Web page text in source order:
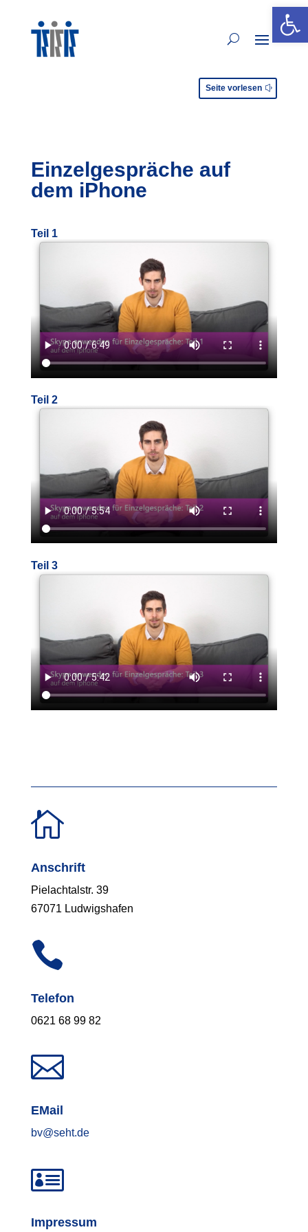
Seite vorlesen
Einzelgespräche auf
dem iPhone
Teil 1
Teil 2
Teil 3

Anschrift
Pielachtalstr. 39
67071 Ludwigshafen

Telefon
0621 68 99 82

EMail
bv@seht.de

Impressum